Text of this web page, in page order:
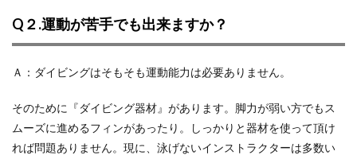
Q２.運動が苦手でも出来ますか？
Ａ：ダイビングはそもそも運動能力は必要ありません。
そのために『ダイビング器材』があります。脚力が弱い方でもス
ムーズに進めるフィンがあったり。しっかりと器材を使って頂け
れば問題ありません。現に、泳げないインストラクターは多数い